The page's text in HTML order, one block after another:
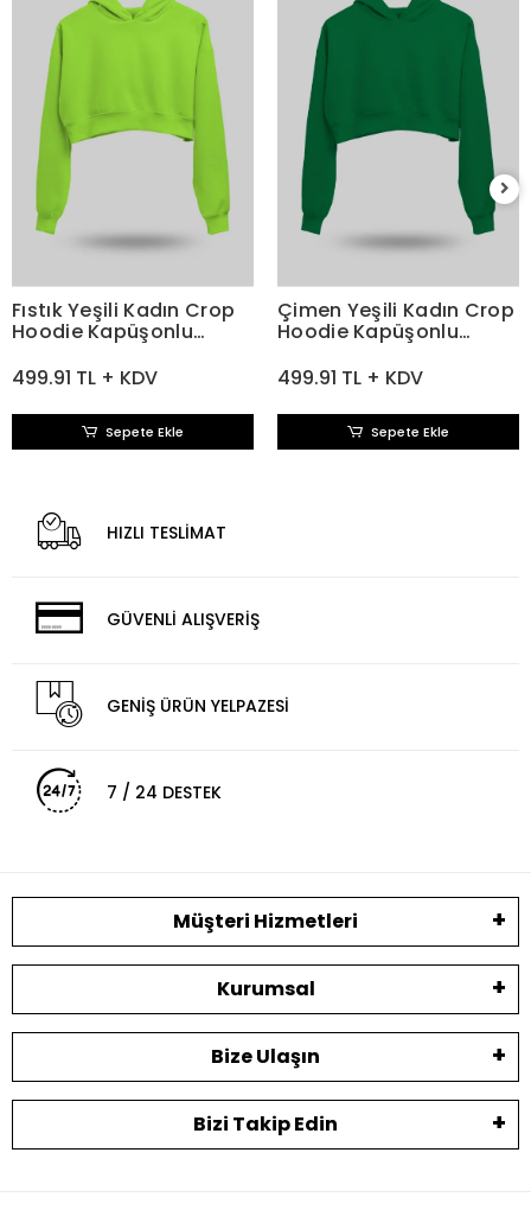
Fıstık Yeşili Kadın Crop
Hoodie Kapüşonlu
Sweatshirt
499.91 TL + KDV
Sepete Ekle
Çimen Yeşili Kadın Crop
Hoodie Kapüşonlu
Sweatshirt
499.91 TL + KDV
Sepete Ekle
HIZLI TESLİMAT
GÜVENLİ ALIŞVERİŞ
GENİŞ ÜRÜN YELPAZESİ
7 / 24 DESTEK
Müşteri Hizmetleri
Kurumsal
Bize Ulaşın
Bizi Takip Edin